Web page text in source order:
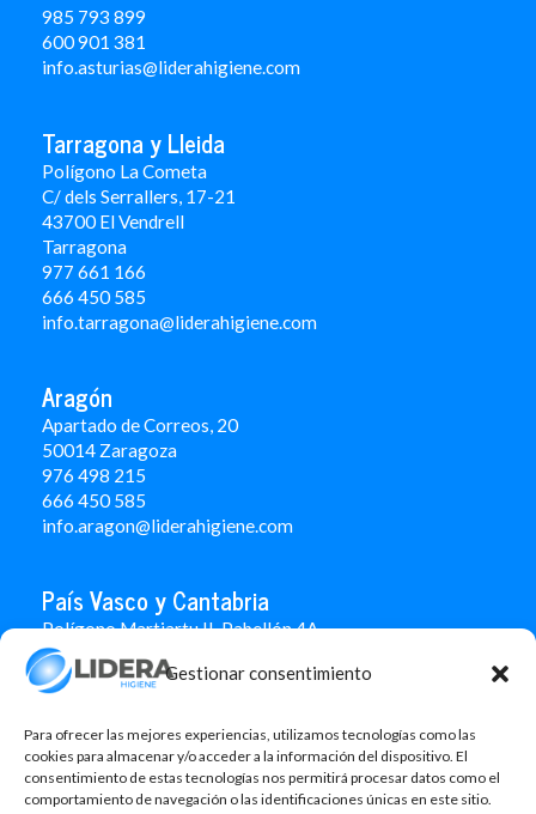
Gestionar consentimiento
Para ofrecer las mejores experiencias, utilizamos tecnologías como las
cookies para almacenar y/o acceder a la información del dispositivo. El
consentimiento de estas tecnologías nos permitirá procesar datos como el
comportamiento de navegación o las identificaciones únicas en este sitio.
985 793 899
600 901 381
info.asturias@liderahigiene.com
Tarragona y Lleida
Polígono La Cometa
C/ dels Serrallers, 17-21
43700 El Vendrell
Tarragona
977 661 166
666 450 585
info.tarragona@liderahigiene.com
Aragón
Apartado de Correos, 20
50014 Zaragoza
976 498 215
666 450 585
info.aragon@liderahigiene.com
País Vasco y Cantabria
Polígono Martiartu II. Pabellón 4A
48480 Arrigorriaga
Bizkaia
666 451 184
info.paisvasco@liderahigiene.com
Linked In